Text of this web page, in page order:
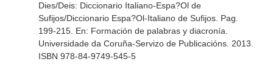
Dies/Deis: Diccionario Italiano-Espa?Ol de
Sufijos/Diccionario Espa?Ol-Italiano de Sufijos. Pag.
199-215. En: Formación de palabras y diacronía
Universidade da Coruña-Servizo de Publicacións. 2013.
ISBN 978-84-9749-545-5